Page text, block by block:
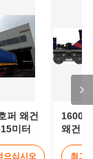
퍼 왜건
미터
으십시오
왜건
일카
최고
보내세요